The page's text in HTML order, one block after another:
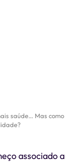
saúde… Mas como
associado a